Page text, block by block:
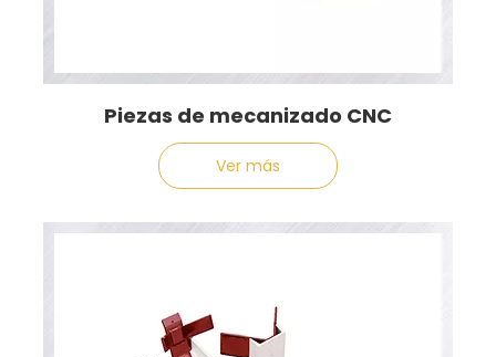
Piezas de mecanizado CNC
Ver más